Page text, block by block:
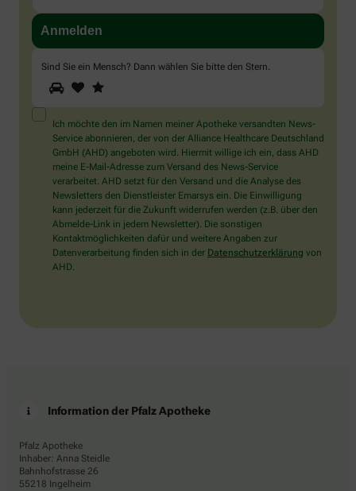
Sind Sie ein Mensch? Dann wählen Sie bitte den Stern.
Sind
Sie
ein
Mensch?
Dann
wählen
Sie
bitte
den
Stern.
1 2
Ich möchte den im Namen meiner Apotheke versandten News-
Service abonnieren, der von der Alliance Healthcare Deutschland
GmbH (AHD) angeboten wird. Hiermit willige ich ein, dass AHD
meine E-Mail-Adresse zum Versand des News-Service
verarbeitet. AHD setzt für den Versand und die Analyse des
Newsletters den Dienstleister Emarsys ein. Die Einwilligung
kann jederzeit für die Zukunft widerrufen werden (z.B. über den
Abmelde-Link in jedem Newsletter). Die sonstigen
Kontaktmöglichkeiten dafür und weitere Angaben zur
Datenverarbeitung finden sich in der Datenschutzerklärung von
AHD.
Information der Pfalz Apotheke
Pfalz Apotheke
Inhaber: Anna Steidle
Bahnhofstrasse 26
55218 Ingelheim